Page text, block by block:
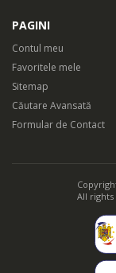
PAGINI
Contul meu
Favoritele mele
Sitemap
Căutare Avansată
Formular de Contact
All rights